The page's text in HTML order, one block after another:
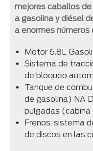
mejores caballos
a gasolina y diésel
a enormes
Motor 6.8L
Sistema de
de bloqueo
Tanque de
de gasolina) NA
pulgadas (cabina
Frenos: sistema
de discos en las